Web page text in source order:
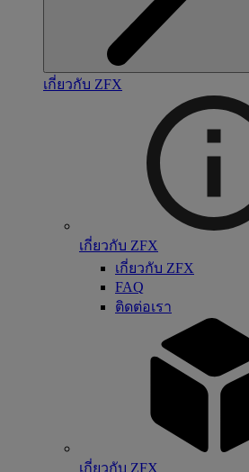
เกี่ยวกับ ZFX
เกี่ยวกับ ZFX
เกี่ยวกับ ZFX
FAQ
ติดต่อเรา
เกี่ยวกับ ZFX